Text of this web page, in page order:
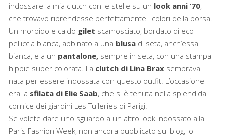
indossare la mia clutch con le stelle su un look anni ’70,
che trovavo riprendesse perfettamente i colori della borsa.
Un morbido e caldo gilet scamosciato, bordato di eco
pelliccia bianca, abbinato a una blusa di seta, anch’essa
bianca, e a un pantalone, sempre in seta, con una stampa
hippie super colorata. La clutch di Lina Brax sembrava
nata per essere indossata con questo outfit. L’occasione
era la sfilata di Elie Saab, che si è tenuta nella splendida
cornice dei giardini Les Tuileries di Parigi.
Se volete dare uno sguardo a un altro look indossato alla
Paris Fashion Week, non ancora pubblicato sul blog, lo